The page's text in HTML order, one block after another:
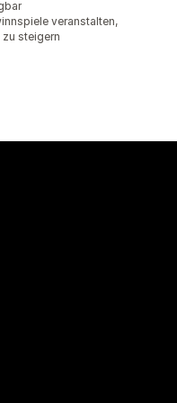
veranstalten,
steigern